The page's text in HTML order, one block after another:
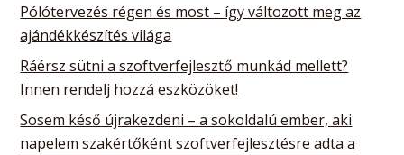
Pólótervezés régen és most – így változott meg az
ajándékkészítés világa
Ráérsz sütni a szoftverfejlesztő munkád mellett?
Innen rendelj hozzá eszközöket!
Sosem késő újrakezdeni – a sokoldalú ember, aki
napelem szakértőként szoftverfejlesztésre adta a